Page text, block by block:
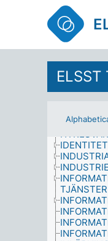
GRUPPER
HÄLSA
IDENTITET
TJÄNSTER